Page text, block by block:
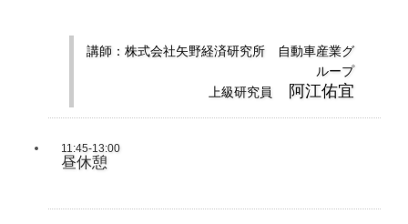
講師：株式会社矢野経済研究所 自動車産業グ
ループ
上級研究員
阿江佑宜
11:45-13:00
昼休憩